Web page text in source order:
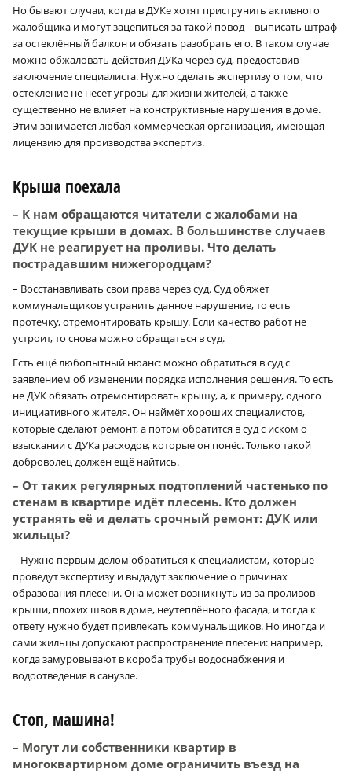
Но бывают случаи, когда в ДУКе хотят приструнить активного
жалобщика и могут зацепиться за такой повод – выписать штраф
за остеклённый балкон и обязать разобрать его. В таком случае
можно обжаловать действия ДУКа через суд, предоставив
заключение специалиста. Нужно сделать экспертизу о том, что
остекление не несёт угрозы для жизни жителей, а также
существенно не влияет на конструктивные нарушения в доме.
Этим занимается любая коммерческая организация, имеющая
лицензию для производства экспертиз.
Крыша поехала
– К нам обращаются читатели с жалобами на
текущие крыши в домах. В большинстве случаев
ДУК не реагирует на проливы. Что делать
пострадавшим нижегородцам?
– Восстанавливать свои права через суд. Суд обяжет
коммунальщиков устранить данное нарушение, то есть
протечку, отремонтировать крышу. Если качество работ не
устроит, то снова можно обращаться в суд.
Есть ещё любопытный нюанс: можно обратиться в суд с
заявлением об изменении порядка исполнения решения. То есть
не ДУК обязать отремонтировать крышу, а, к примеру, одного
инициативного жителя. Он наймёт хороших специалистов,
которые сделают ремонт, а потом обратится в суд с иском о
взыскании с ДУКа расходов, которые он понёс. Только такой
доброволец должен ещё найтись.
– От таких регулярных подтоплений частенько по
стенам в квартире идёт плесень. Кто должен
устранять её и делать срочный ремонт: ДУК или
жильцы?
– Нужно первым делом обратиться к специалистам, которые
проведут экспертизу и выдадут заключение о причинах
образования плесени. Она может возникнуть из-за проливов
крыши, плохих швов в доме, неутеплённого фасада, и тогда к
ответу нужно будет привлекать коммунальщиков. Но иногда и
сами жильцы допускают распространение плесени: например,
когда замуровывают в короба трубы водоснабжения и
водоотведения в санузле.
Стоп, машина!
– Могут ли собственники квартир в
многоквартирном доме ограничить въезд на